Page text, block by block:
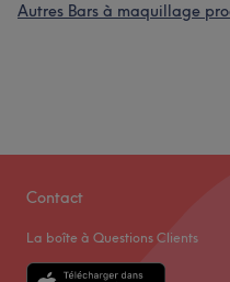
Autres Bars à maquillage
Contact
La boîte à Questions Clients